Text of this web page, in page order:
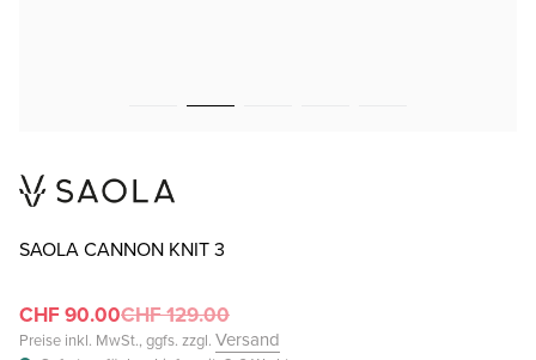
SAOLA CANNON KNIT 3
CHF 90.00CHF 129.00
Preise inkl. MwSt., ggfs. zzgl. Versand